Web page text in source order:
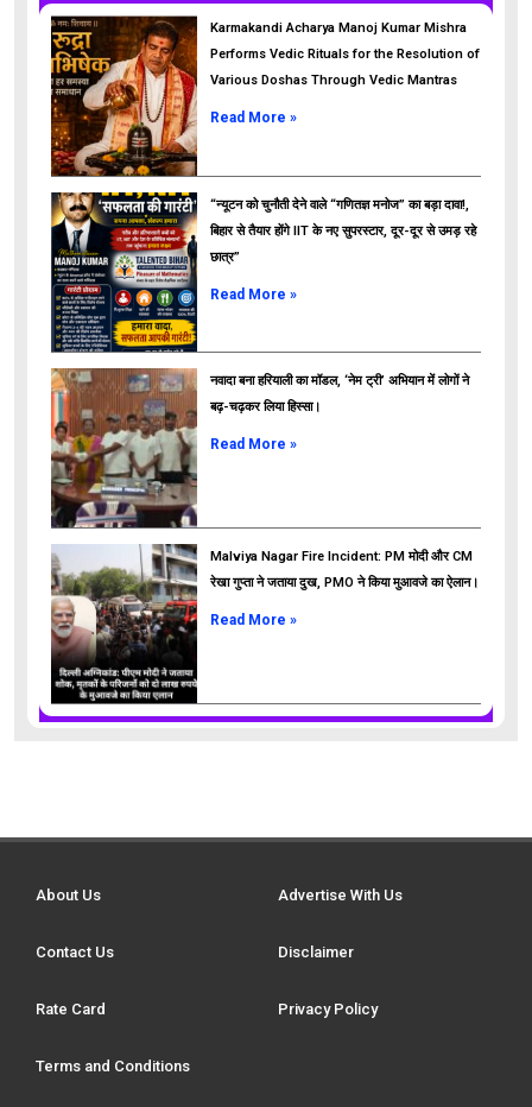
ads
Karmakandi Acharya Manoj Kumar Mishra
Performs Vedic Rituals for the Resolution of
Various Doshas Through Vedic Mantras
Read More »
“न्यूटन को चुनौती देने वाले “गणितज्ञ मनोज” का बड़ा दावा!,
बिहार से तैयार होंगे IIT के नए सुपरस्टार, दूर-दूर से उमड़ रहे
छात्र”
Read More »
नवादा बना हरियाली का मॉडल, ‘नेम ट्री’ अभियान में लोगों ने
बढ़-चढ़कर लिया हिस्सा।
Read More »
Malviya Nagar Fire Incident: PM मोदी और CM
रेखा गुप्ता ने जताया दुख, PMO ने किया मुआवजे का ऐलान।
Read More »
About Us Advertise With Us
Contact Us Disclaimer
Rate Card Privacy Policy
Terms and Conditions